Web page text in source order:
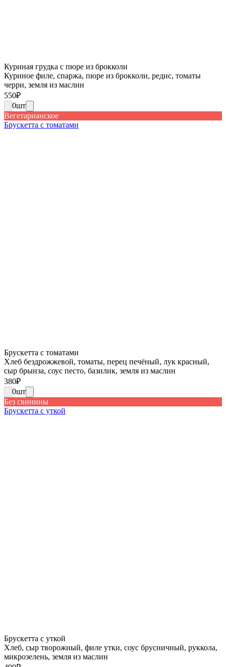
Куриная грудка с пюре из брокколи
Куриное филе, спаржа, пюре из брокколи, редис, томаты
черри, земля из маслин
550₽
0шт
Вегетарианское
Брускетта с томатами
Брускетта с томатами
Хлеб бездрожжевой, томаты, перец печёный, лук красный,
сыр брынза, соус песто, базилик, земля из маслин
380₽
0шт
Без свинины
Брускетта с уткой
Брускетта с уткой
Хлеб, сыр творожный, филе утки, соус брусничный, руккола,
микрозелень, земля из маслин